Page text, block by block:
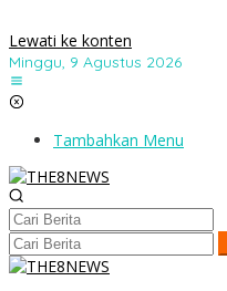
Lewati ke konten
Minggu, 9 Agustus 2026
Tambahkan Menu